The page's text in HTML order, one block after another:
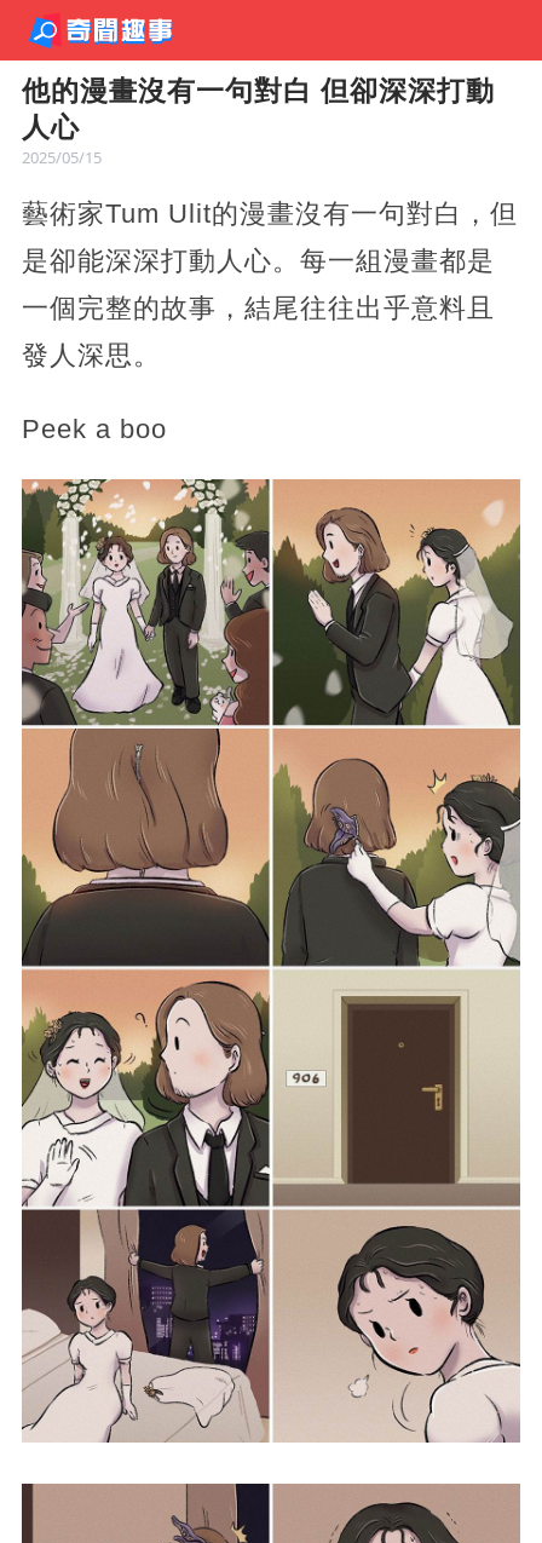
他的漫畫沒有一句對白 但卻深深打動
人心
2025/05/15
藝術家Tum Ulit的漫畫沒有一句對白，但
是卻能深深打動人心。每一組漫畫都是
一個完整的故事，結尾往往出乎意料且
發人深思。
Peek a boo